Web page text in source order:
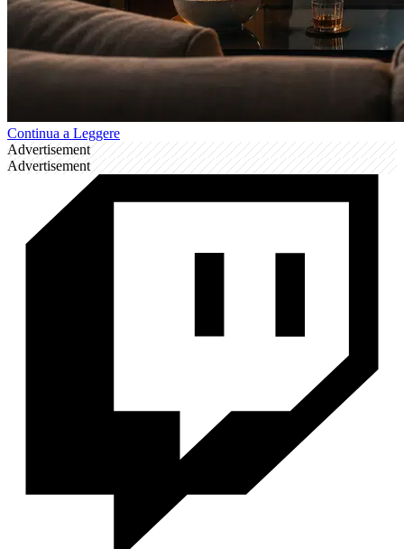
Continua a Leggere
Advertisement
Advertisement